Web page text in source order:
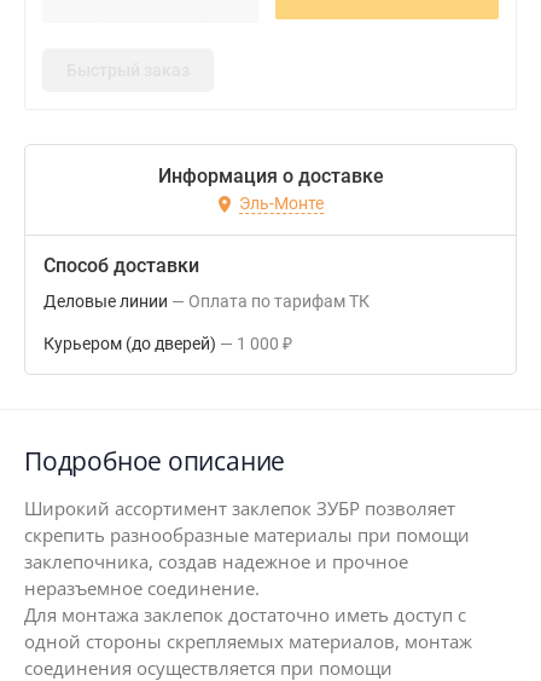
Информация о доставке
Эль-Монте
Способ доставки
Деловые линии Оплата по тарифам ТК
Курьером (до дверей) 1 000 ₽
Подробное описание
Широкий ассортимент заклепок ЗУБР позволяет
скрепить разнообразные материалы при помощи
заклепочника, создав надежное и прочное
неразъемное соединение.
Для монтажа заклепок достаточно иметь доступ с
одной стороны скрепляемых материалов, монтаж
соединения осуществляется при помощи